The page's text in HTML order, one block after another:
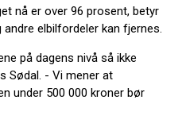
nå er over 96 prosent, betyr
elbilfordeler kan fjernes.
på dagens nivå så ikke
Sødal. - Vi mener at
under 500 000 kroner bør